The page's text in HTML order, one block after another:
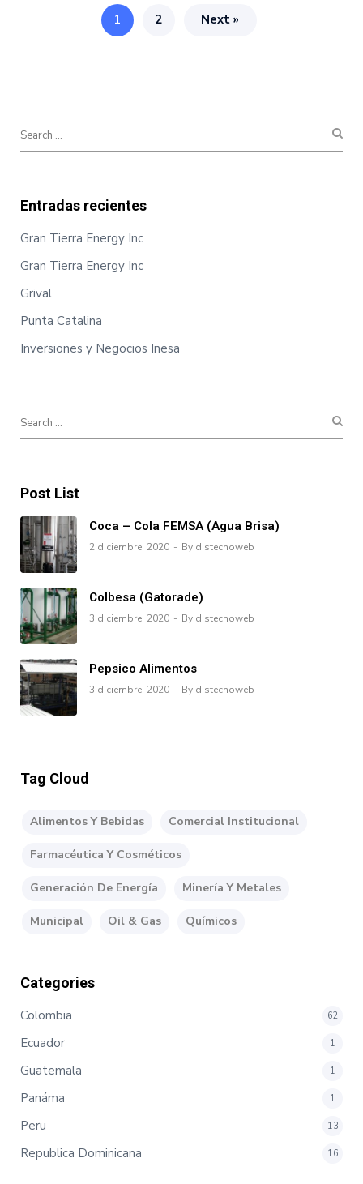
1 2 Next »
Entradas recientes
Gran Tierra Energy Inc
Gran Tierra Energy Inc
Grival
Punta Catalina
Inversiones y Negocios Inesa
Post List
Coca – Cola FEMSA (Agua Brisa)
2 diciembre, 2020 By distecnoweb
Colbesa (Gatorade)
3 diciembre, 2020 By distecnoweb
Pepsico Alimentos
3 diciembre, 2020 By distecnoweb
Tag Cloud
Alimentos Y Bebidas Comercial Institucional
Farmacéutica Y Cosméticos
Generación De Energía Minería Y Metales
Municipal Oil & Gas Químicos
Categories
Colombia 62
Ecuador 1
Guatemala 1
Panáma 1
Peru 13
Republica Dominicana 16